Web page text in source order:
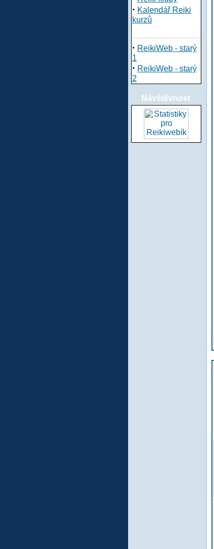
· Kalendář Reiki
kurzů
· ReikiWeb - starý
1
· ReikiWeb - starý
2
Návštěvnost